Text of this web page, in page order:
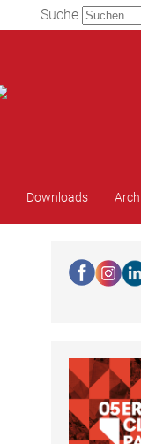
Suche
Downloads